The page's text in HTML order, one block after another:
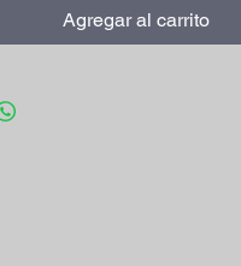
Agregar al carrito